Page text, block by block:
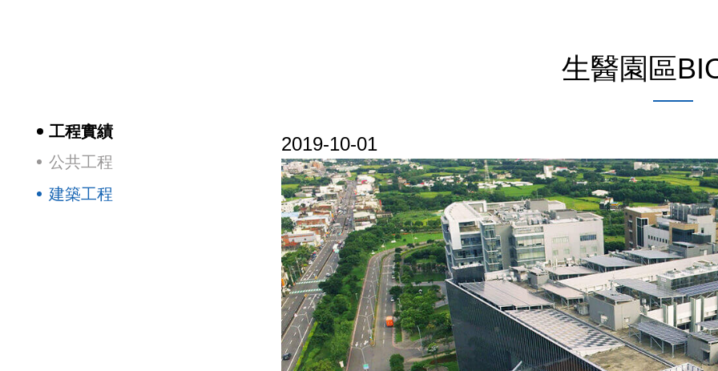
工程實績
公共工程
建築工程
生醫園區
2019-10-01